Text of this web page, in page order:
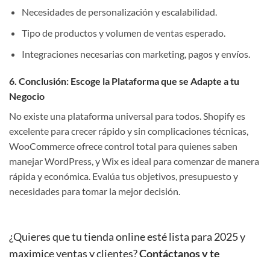
Necesidades de personalización y escalabilidad.
Tipo de productos y volumen de ventas esperado.
Integraciones necesarias con marketing, pagos y envíos.
6. Conclusión: Escoge la Plataforma que se Adapte a tu
Negocio
No existe una plataforma universal para todos. Shopify es
excelente para crecer rápido y sin complicaciones técnicas,
WooCommerce ofrece control total para quienes saben
manejar WordPress, y Wix es ideal para comenzar de manera
rápida y económica. Evalúa tus objetivos, presupuesto y
necesidades para tomar la mejor decisión.
¿Quieres que tu tienda online esté lista para 2025 y
maximice ventas y clientes?Contáctanos y te